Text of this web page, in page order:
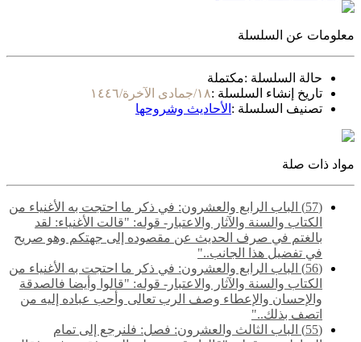
معلومات عن السلسلة
حالة السلسلة :مكتملة
تاريخ إنشاء السلسلة :١٨/جمادى الآخرة/١٤٤٦
تصنيف السلسلة : الأحاديث وشروحها
مواد ذات صلة
(57) الباب الرابع والعشرون: في ذكر ما احتجت به الأغنياء من
الكتاب والسنة والآثار والاعتبار- قوله: "قالت الأغنياء: لقد
بالغتم في صرف الحديث عن مقصوده إلى جهتكم وهو صريح
في تفضيل هذا الجانب.."
(56) الباب الرابع والعشرون: في ذكر ما احتجت به الأغنياء من
الكتاب والسنة والآثار والاعتبار- قوله: "قالوا وأيضا فالصدقة
والإحسان والإعطاء وصف الرب تعالى وأحب عباده إليه من
اتصف بذلك.."
(55) ‌‌الباب الثالث والعشرون: فصل: فلنرجع إلى تمام